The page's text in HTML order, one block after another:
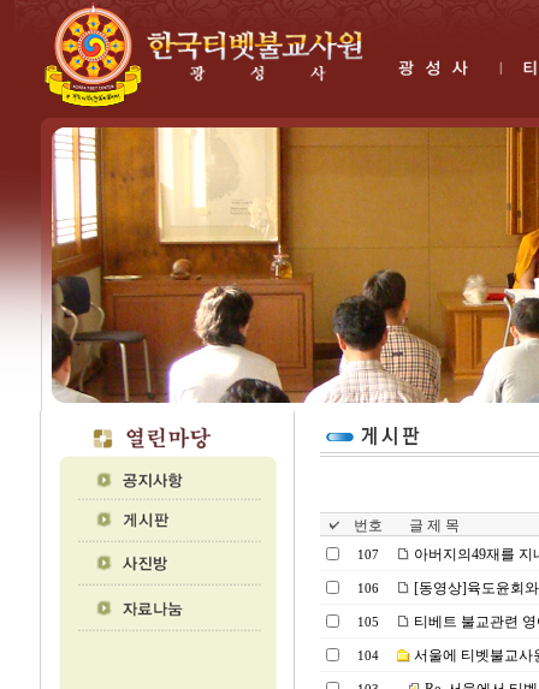
번호 글 제 목
107 아버지의49재를 지
106 [동영상]육도윤회
105 티베트 불교관련
104 서울에 티벳불교사